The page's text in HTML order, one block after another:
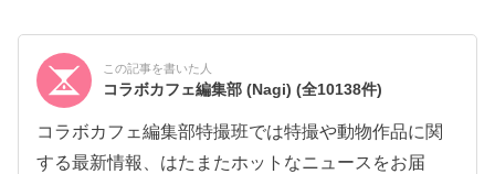
この記事を書いた人
コラボカフェ編集部 (Nagi)(全10138件)
コラボカフェ編集部特撮班では特撮や動物作品に関
する最新情報、はたまたホットなニュースをお届